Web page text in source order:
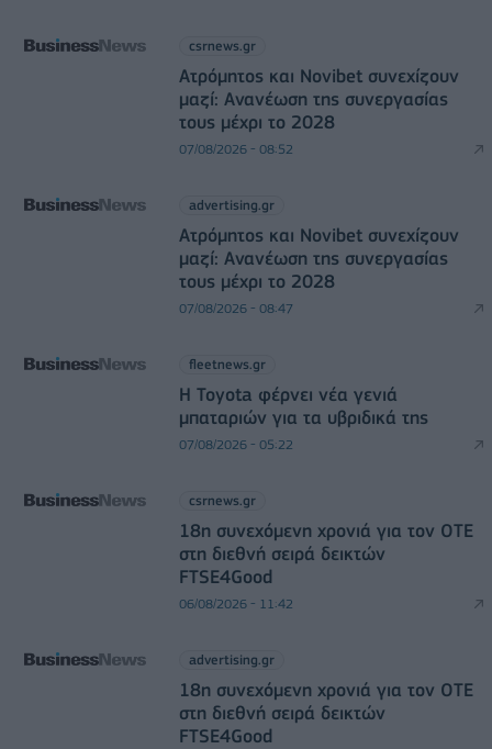
csrnews.gr
Ατρόμητος και Novibet συνεχίζουν
μαζί: Ανανέωση της συνεργασίας
τους μέχρι το 2028
07/08/2026 - 08:52
advertising.gr
Ατρόμητος και Novibet συνεχίζουν
μαζί: Ανανέωση της συνεργασίας
τους μέχρι το 2028
07/08/2026 - 08:47
fleetnews.gr
Η Toyota φέρνει νέα γενιά
μπαταριών για τα υβριδικά της
07/08/2026 - 05:22
csrnews.gr
18η συνεχόμενη χρονιά για τον ΟΤΕ
στη διεθνή σειρά δεικτών
FTSE4Good
06/08/2026 - 11:42
advertising.gr
18η συνεχόμενη χρονιά για τον ΟΤΕ
στη διεθνή σειρά δεικτών
FTSE4Good